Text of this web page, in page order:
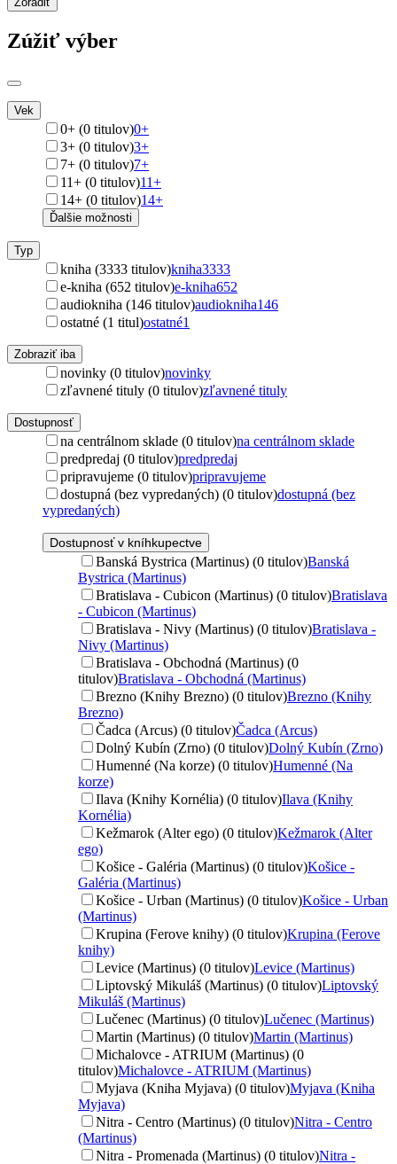
Zúžiť výber
Vek
0+ (0 titulov)0+
3+ (0 titulov)3+
7+ (0 titulov)7+
11+ (0 titulov)11+
14+ (0 titulov)14+
Ďalšie možnosti
Typ
kniha (3333 titulov)kniha3333
e-kniha (652 titulov)e-kniha652
audiokniha (146 titulov)audiokniha146
ostatné (1 titul)ostatné1
Zobraziť iba
novinky (0 titulov)novinky
zľavnené tituly (0 titulov)zľavnené tituly
Dostupnosť
na centrálnom sklade (0 titulov)na centrálnom sklade
predpredaj (0 titulov)predpredaj
pripravujeme (0 titulov)pripravujeme
dostupná (bez vypredaných) (0 titulov)dostupná (bez
vypredaných)
Dostupnosť v kníhkupectve
Banská Bystrica (Martinus) (0 titulov)Banská
Bystrica (Martinus)
Bratislava - Cubicon (Martinus) (0 titulov)Bratislava
- Cubicon (Martinus)
Bratislava - Nivy (Martinus) (0 titulov)Bratislava -
Nivy (Martinus)
Bratislava - Obchodná (Martinus) (0
titulov)Bratislava - Obchodná (Martinus)
Brezno (Knihy Brezno) (0 titulov)Brezno (Knihy
Brezno)
Čadca (Arcus) (0 titulov)Čadca (Arcus)
Dolný Kubín (Zrno) (0 titulov)Dolný Kubín (Zrno)
Humenné (Na korze) (0 titulov)Humenné (Na
korze)
Ilava (Knihy Kornélia) (0 titulov)Ilava (Knihy
Kornélia)
Kežmarok (Alter ego) (0 titulov)Kežmarok (Alter
ego)
Košice - Galéria (Martinus) (0 titulov)Košice -
Galéria (Martinus)
Košice - Urban (Martinus) (0 titulov)Košice - Urban
(Martinus)
Krupina (Ferove knihy) (0 titulov)Krupina (Ferove
knihy)
Levice (Martinus) (0 titulov)Levice (Martinus)
Liptovský Mikuláš (Martinus) (0 titulov)Liptovský
Mikuláš (Martinus)
Lučenec (Martinus) (0 titulov)Lučenec (Martinus)
Martin (Martinus) (0 titulov)Martin (Martinus)
Michalovce - ATRIUM (Martinus) (0
titulov)Michalovce - ATRIUM (Martinus)
Myjava (Kniha Myjava) (0 titulov)Myjava (Kniha
Myjava)
Nitra - Centro (Martinus) (0 titulov)Nitra - Centro
(Martinus)
Nitra - Promenada (Martinus) (0 titulov)Nitra -